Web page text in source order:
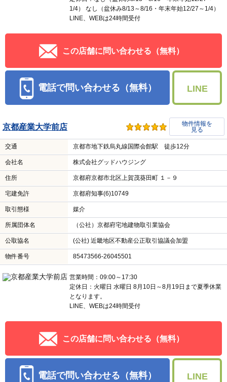
1/4） なし（盆休み8/13～8/16・年末年始12/27～1/4）
LINE、WEBは24時間受付
この店舗に問い合わせる（無料）
電話で問い合わせる（無料） LINE
京都産業大学前店
物件情報を
見る
交通 京都市地下鉄烏丸線国際会館駅 徒歩12分
会社名 株式会社グッドハウジング
住所 京都府京都市北区上賀茂葵田町 １－９
宅建免許 京都府知事(6)10749
取引態様 媒介
所属団体名 （公社）京都府宅地建物取引業協会
公取協名 (公社) 近畿地区不動産公正取引協議会加盟
物件番号 85473566-26045501
営業時間：09:00～17:30
定休日：火曜日 水曜日 8月10日～8月19日まで夏季休業
となります。
LINE、WEBは24時間受付
この店舗に問い合わせる（無料）
電話で問い合わせる（無料） LINE